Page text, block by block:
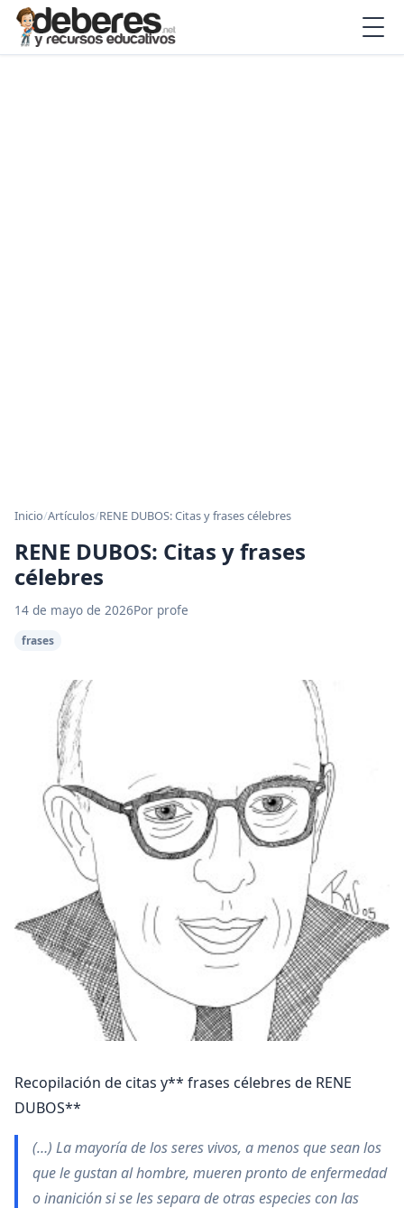
Inicio/Artículos/RENE DUBOS: Citas y frases célebres
RENE DUBOS: Citas y frases
célebres
14 de mayo de 2026Por profe
frases
Recopilación de citas y** frases célebres de RENE
DUBOS**
(…) La mayoría de los seres vivos, a menos que sean los
que le gustan al hombre, mueren pronto de enfermedad
o inanición si se les separa de otras especies con las